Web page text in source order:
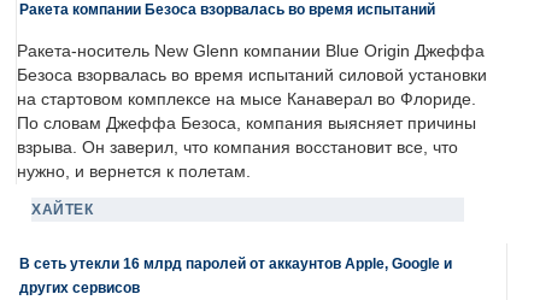
Ракета компании Безоса взорвалась во время испытаний
Ракета-носитель New Glenn компании Blue Origin Джеффа
Безоса взорвалась во время испытаний силовой установки
на стартовом комплексе на мысе Канаверал во Флориде.
По словам Джеффа Безоса, компания выясняет причины
взрыва. Он заверил, что компания восстановит все, что
нужно, и вернется к полетам.
ХАЙТЕК
В сеть утекли 16 млрд паролей от аккаунтов Apple, Google и
других сервисов